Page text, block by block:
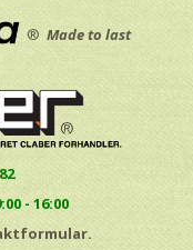
® Made to last
- 16:00